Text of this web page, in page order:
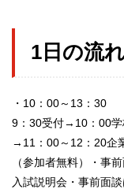
1日の流
・10：00～13：30
9：30受付→10：00
→11：00～12：20企
（参加者無料）・事
入試説明会・事前面